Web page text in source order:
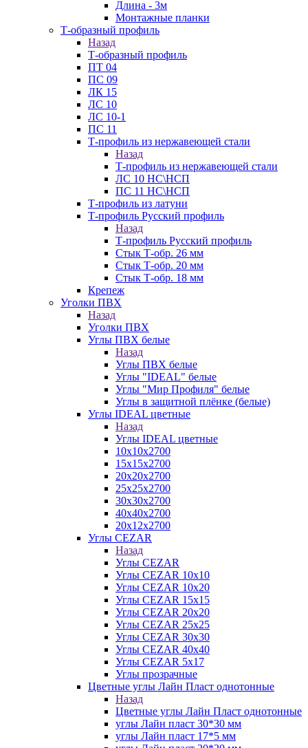
Длина - 3м
Монтажные планки
Т-образный профиль
Назад
Т-образный профиль
ПТ 04
ПС 09
ЛК 15
ЛС 10
ЛС 10-1
ПС 11
Т-профиль из нержавеющей стали
Назад
Т-профиль из нержавеющей стали
ЛС 10 НС\НСП
ПС 11 НС\НСП
Т-профиль из латуни
Т-профиль Русский профиль
Назад
Т-профиль Русский профиль
Стык Т-обр. 26 мм
Стык Т-обр. 20 мм
Стык Т-обр. 18 мм
Крепеж
Уголки ПВХ
Назад
Уголки ПВХ
Углы ПВХ белые
Назад
Углы ПВХ белые
Углы "IDEAL" белые
Углы "Мир Профиля" белые
Углы в защитной плёнке (белые)
Углы IDEAL цветные
Назад
Углы IDEAL цветные
10х10х2700
15х15х2700
20х20х2700
25х25х2700
30х30х2700
40х40х2700
20х12х2700
Углы CEZAR
Назад
Углы CEZAR
Углы CEZAR 10х10
Углы CEZAR 10х20
Углы CEZAR 15х15
Углы CEZAR 20х20
Углы CEZAR 25х25
Углы CEZAR 30х30
Углы CEZAR 40х40
Углы CEZAR 5х17
Углы прозрачные
Цветные углы Лайн Пласт однотонные
Назад
Цветные углы Лайн Пласт однотонные
углы Лайн пласт 30*30 мм
углы Лайн пласт 17*5 мм